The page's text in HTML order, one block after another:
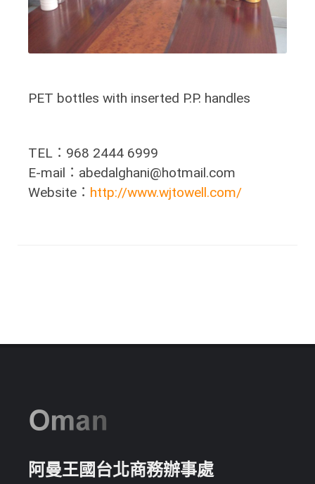
PET bottles with inserted P.P. handles
TEL：968 2444 6999
E-mail：abedalghani@hotmail.com
Website： http://www.wjtowell.com/
阿曼王國台北商務辦事處